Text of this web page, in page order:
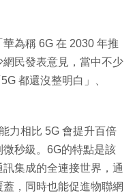
為稱 6G 在 2030 年推
民發表意見，當中不少
都還沒整明白」、
力相比 5G 會提升百倍
秒級。6G的特點是該
集成的全連接世界，通
，同時也能促進物聯網